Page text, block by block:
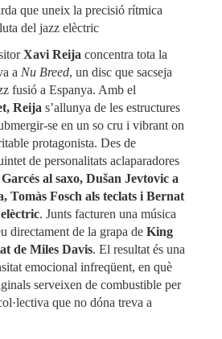
que uneix la precisió rítmica
del jazz elèctric
Xavi Reija concentra tota la
a Nu Breed, un disc que sacseja
fusió a Espanya. Amb el
Reija s’allunya de les estructures
se en un so cru i vibrant on
protagonista. Des de
de personalitats aclaparadores
al saxo, Dušan Jevtovic a
Tomàs Fosch als teclats i Bernat
. Junts facturen una música
directament de la grapa de King
de Miles Davis. El resultat és una
emocional infreqüent, en què
serveixen de combustible per
que no dóna treva a